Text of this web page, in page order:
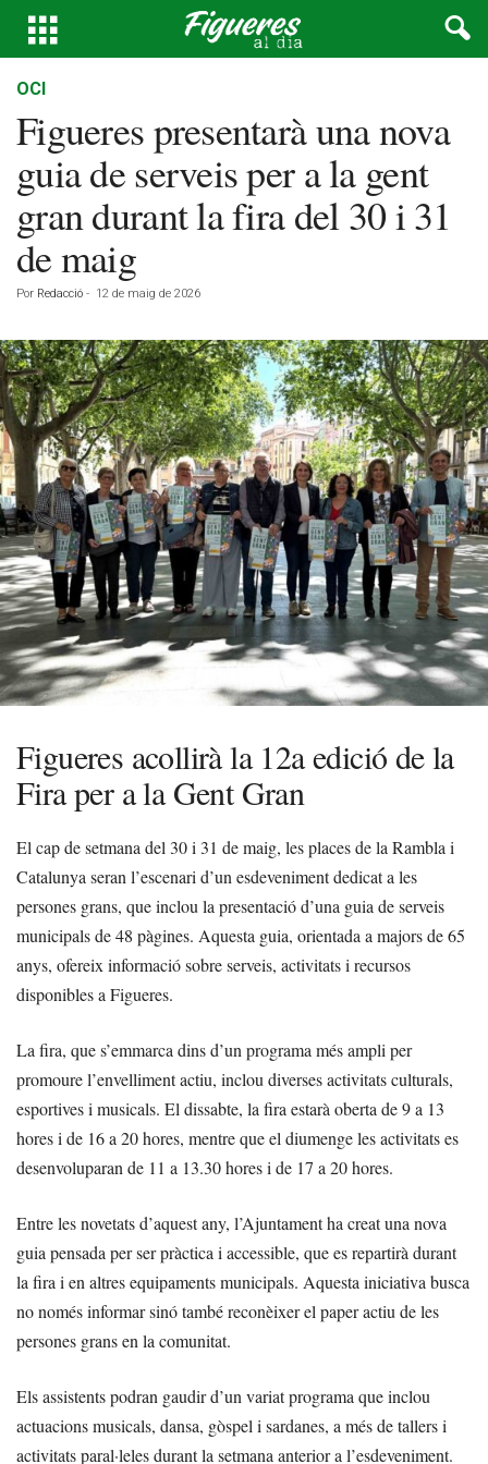
OCI
Figueres presentarà una nova
guia de serveis per a la gent
gran durant la fira del 30 i 31
de maig
Por Redacció - 12 de maig de 2026
Figueres acollirà la 12a edició de la
Fira per a la Gent Gran
El cap de setmana del 30 i 31 de maig, les places de la Rambla i
Catalunya seran l’escenari d’un esdeveniment dedicat a les
persones grans, que inclou la presentació d’una guia de serveis
municipals de 48 pàgines. Aquesta guia, orientada a majors de 65
anys, ofereix informació sobre serveis, activitats i recursos
disponibles a Figueres.
La fira, que s’emmarca dins d’un programa més ampli per
promoure l’envelliment actiu, inclou diverses activitats culturals,
esportives i musicals. El dissabte, la fira estarà oberta de 9 a 13
hores i de 16 a 20 hores, mentre que el diumenge les activitats es
desenvoluparan de 11 a 13.30 hores i de 17 a 20 hores.
Entre les novetats d’aquest any, l’Ajuntament ha creat una nova
guia pensada per ser pràctica i accessible, que es repartirà durant
la fira i en altres equipaments municipals. Aquesta iniciativa busca
no només informar sinó també reconèixer el paper actiu de les
persones grans en la comunitat.
Els assistents podran gaudir d’un variat programa que inclou
actuacions musicals, dansa, gòspel i sardanes, a més de tallers i
activitats paral·leles durant la setmana anterior a l’esdeveniment.